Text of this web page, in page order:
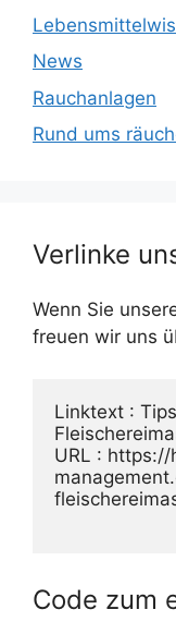
News
Rauchanlagen
Rund ums
Verlinke
Wenn Sie
freuen wir uns
Linktext :
URL :
Code zum